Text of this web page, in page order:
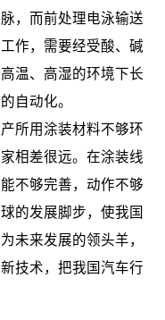
，而前处理电泳输送
作，需要经受酸、碱
温、高湿的环境下长
自动化。
所用涂装材料不够环
相差很远。在涂装线
不够完善，动作不够
的发展脚步，使我国
未来发展的领头羊，
技术，把我国汽车行